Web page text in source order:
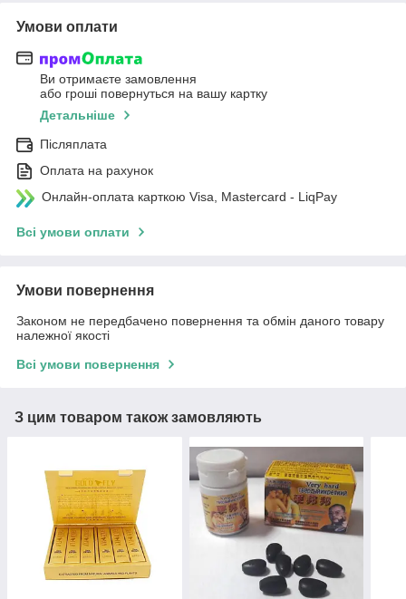
Умови оплати
Ви отримаєте замовлення
або гроші повернуться на вашу картку
Детальніше
Післяплата
Оплата на рахунок
Онлайн-оплата карткою Visa, Mastercard - LiqPay
Всі умови оплати
Умови повернення
Законом не передбачено повернення та обмін даного товару
належної якості
Всі умови повернення
З цим товаром також замовляють